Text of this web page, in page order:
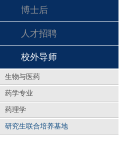
博士后
人才招聘
校外导师
生物与医药
药学专业
药理学
研究生联合培养基地